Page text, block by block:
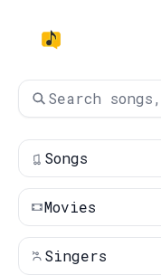
Songs
Movies
Singers